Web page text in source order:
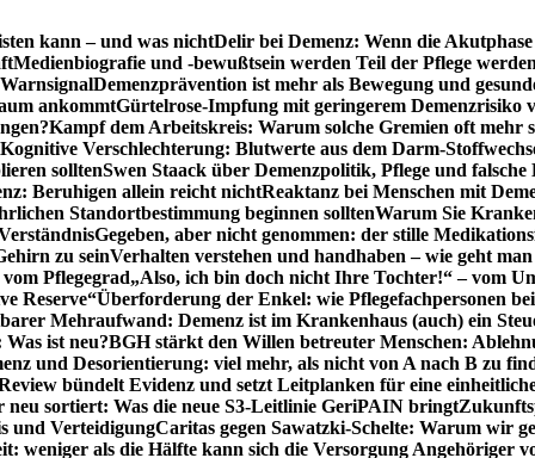
kann – und was nichtDelir bei Demenz: Wenn die
Medienbiografie und -bewußtsein werden Teil der Pflege werden
Demenzprävention ist mehr als Bewegung und
ankommtGürtelrose-Impfung mit geringerem Demenzrisiko
Kampf dem Arbeitskreis: Warum solche Gremien oft mehr
Kognitive Verschlechterung: Blutwerte aus dem Darm-
solltenSwen Staack über Demenzpolitik, Pflege und falsche
Beruhigen allein reicht nichtReaktanz bei Menschen mit
Standortbestimmung beginnen solltenWarum Sie
Gegeben, aber nicht genommen: der stille
zu seinVerhalten verstehen und handhaben – wie geht
Pflegegrad„Also, ich bin doch nicht Ihre Tochter!“ – vom
Reserve“Überforderung der Enkel: wie Pflegefachpersonen
Mehraufwand: Demenz ist im Krankenhaus (auch) ein
ist neu?BGH stärkt den Willen betreuter Menschen:
und Desorientierung: viel mehr, als nicht von A nach B zu
bündelt Evidenz und setzt Leitplanken für eine
neu sortiert: Was die neue S3-Leitlinie GeriPAIN bringt
und VerteidigungCaritas gegen Sawatzki-Schelte: Warum wir
weniger als die Hälfte kann sich die Versorgung Angehöriger